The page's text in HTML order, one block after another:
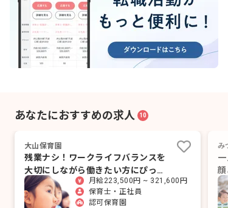
あなたにおすすめの求人 10
大山保育園
残業ナシ！ワークライフバランスを
大切にしながら働きたい方にぴった
りです
月給223,500円 ~ 321,600円
保育士・正社員
認可保育園
み
か